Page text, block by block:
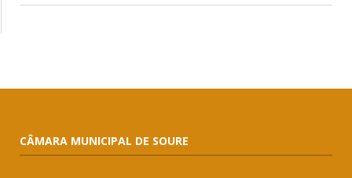
CÂMARA MUNICIPAL DE SOURE